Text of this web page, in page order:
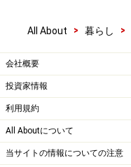
All About > 暮らし >
会社概要
投資家情報
利用規約
All Aboutについて
当サイトの情報についての注意